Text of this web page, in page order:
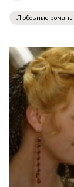
Любовные романы